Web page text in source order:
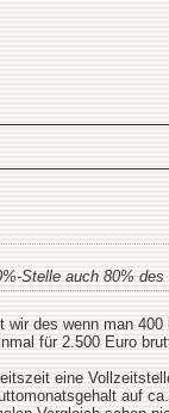
Stelle auch 80% des
des wenn man
für 2.500 Euro
eine
auf